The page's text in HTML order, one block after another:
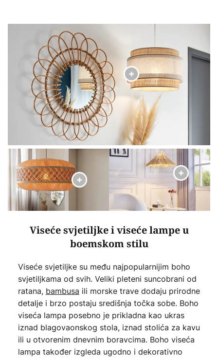
Viseće svjetiljke i viseće lampe u
boemskom stilu
Viseće svjetiljke su među najpopularnijim boho
svjetiljkama od svih. Veliki pleteni suncobrani od
ratana, bambusa ili morske trave dodaju prirodne
detalje i brzo postaju središnja točka sobe. Boho
viseća lampa posebno je prikladna kao ukras
iznad blagovaonskog stola, iznad stolića za kavu
ili u otvorenim dnevnim boravcima. Boho viseća
lampa također izgleda ugodno i dekorativno